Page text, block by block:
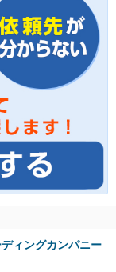
ィングカンパニー